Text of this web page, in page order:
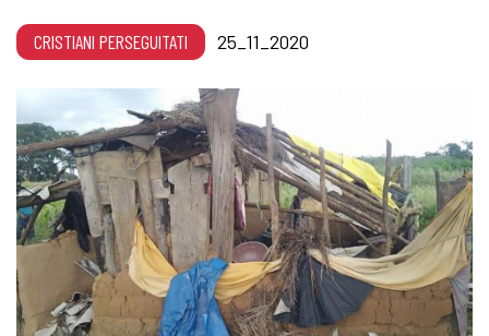
CRISTIANI PERSEGUITATI 25_11_2020